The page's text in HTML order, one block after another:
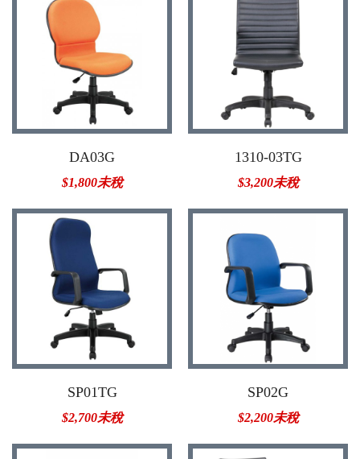
DA03G
$1,800未稅
1310-03TG
$3,200未稅
SP01TG
$2,700未稅
SP02G
$2,200未稅